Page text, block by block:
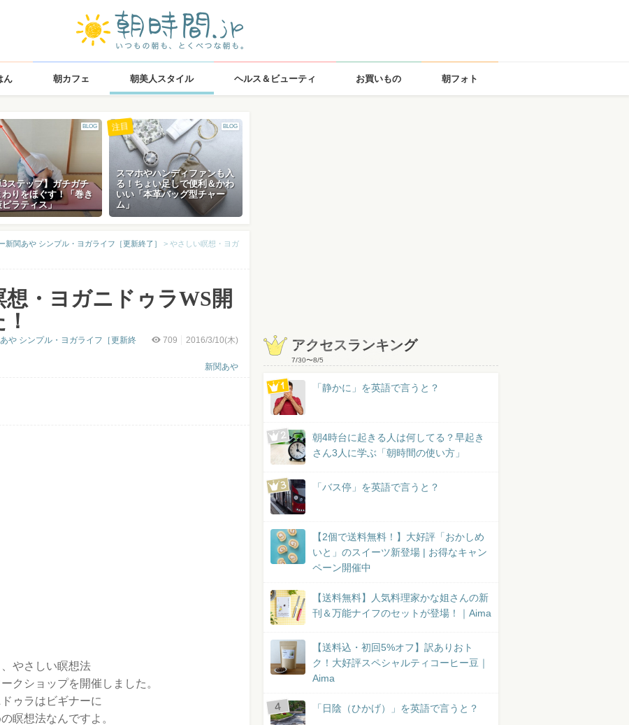
ん 朝カフェ 朝美人スタイル ヘルス＆ビューティ お買いもの 朝フォト
BLOG
3ステップ】ガチガチ
わりをほぐす！「巻き
ピラティス」
BLOG
スマホやハンディファンも入
る！ちょい足しで便利＆かわ
いい「本革バッグ型チャー
ム」
注目
新関あや シンプル・ヨガライフ［更新終了］ > やさしい瞑想・ヨガ
・ヨガニドゥラWS開
709 2016/3/10(木)
新関あや
や シンプル・ヨガライフ［更新終
やさしい瞑想法
クショップを開催しました。
ゥラはビギナーに
瞑想法なんですよ。
アクセスランキング
7/30〜8/5
「静かに」を英語で言うと？
朝4時台に起きる人は何してる？早起き
さん3人に学ぶ「朝時間の使い方」
「バス停」を英語で言うと？
【2個で送料無料！】大好評「おかしめ
いと」のスイーツ新登場 | お得なキャン
ペーン開催中
【送料無料】人気料理家かな姐さんの新
刊＆万能ナイフのセットが登場！｜Aima
【送料込・初回5%オフ】訳ありおト
ク！大好評スペシャルティコーヒー豆｜
Aima
「日陰（ひかげ）」を英語で言うと？